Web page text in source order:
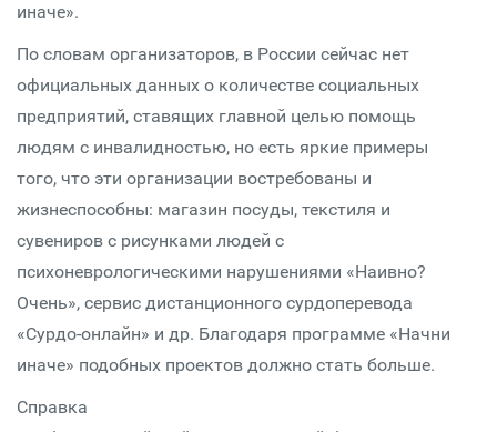
иначе».
По словам организаторов, в России сейчас нет
официальных данных о количестве социальных
предприятий, ставящих главной целью помощь
людям с инвалидностью, но есть яркие примеры
того, что эти организации востребованы и
жизнеспособны: магазин посуды, текстиля и
сувениров с рисунками людей с
психоневрологическими нарушениями «Наивно?
Очень», сервис дистанционного сурдоперевода
«Сурдо-онлайн» и др. Благодаря программе «Начни
иначе» подобных проектов должно стать больше.
Справка